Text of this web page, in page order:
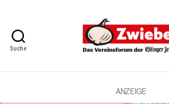
Suche
ANZEIGE